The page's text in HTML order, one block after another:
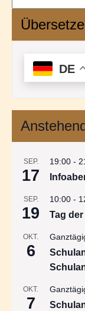
DE
SEP.
17
19:00 -
SEP.
19
10:00 -
Tag
OKT.
6
OKT.
7